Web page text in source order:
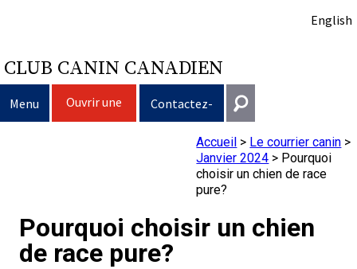
English
CLUB CANIN CANADIEN
Menu Ouvrir une Contactez-
Décision d’acheter un chien
Propriété responsable
Clubs
Entrer en contact
information@ckc.ca
416-675-5511
Connexion
J'ai oublié mon nom d'utilisateur
Accueil > Le courrier canin >
Janvier 2024 > Pourquoi
choisir un chien de race
pure?
Pourquoi choisir un chien
de race pure?